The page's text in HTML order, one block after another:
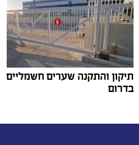
תיקון והתקנה שערים חשמליים
בדרום